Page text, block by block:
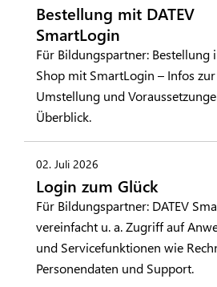
Bestellung mit DATEV
SmartLogin
Für Bildungspartner: Bestellung
Shop mit SmartLogin – Infos
Umstellung und
Überblick.
02. Juli 2026
Login zum Glück
Für Bildungspartner: DATEV
vereinfacht u. a. Zugriff auf
und Servicefunktionen wie
Personendaten und Support.